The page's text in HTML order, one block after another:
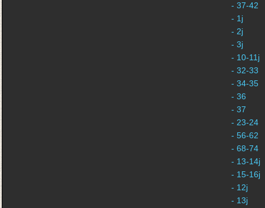
- 37-42
- 1j
- 2j
- 3j
- 10-11j
- 32-33
- 34-35
- 36
- 37
- 23-24
- 56-62
- 68-74
- 13-14j
- 15-16j
- 12j
- 13j